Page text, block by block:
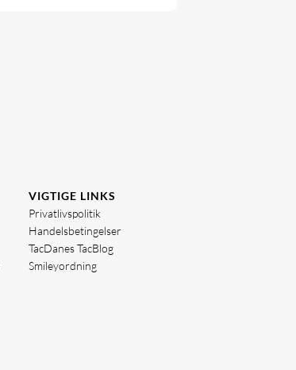
VIGTIGE LINKS
Privatlivspolitik
Handelsbetingelser
TacDanes TacBlog
Smileyordning